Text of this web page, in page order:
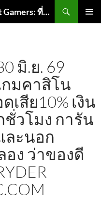
hotshotgamers.net – Hotshot Gamers: ที่จะเป็นหนึ่งในนักเล่นเกมที่เหนือชั้น
มิ.ย. 69
กมคาสิโน
สีย10% เงิน
วโมง การัน
ละนอก
ง ว่าของดี